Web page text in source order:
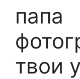
папа
твои